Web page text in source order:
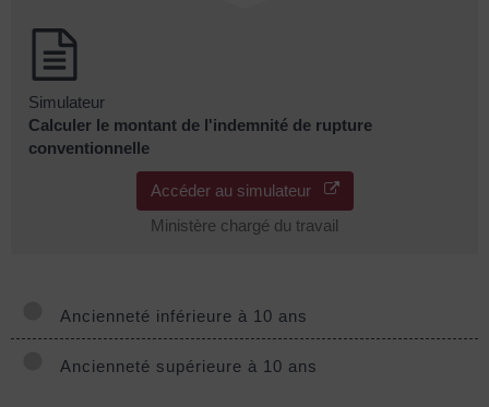
Simulateur
Calculer le montant de l'indemnité de rupture
conventionnelle
Accéder au simulateur
Ministère chargé du travail
Ancienneté inférieure à 10 ans
Ancienneté supérieure à 10 ans